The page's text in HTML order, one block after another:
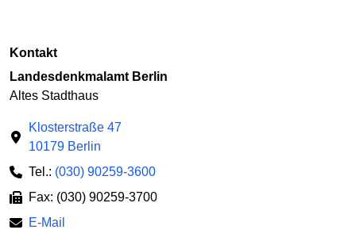
Kontakt
Landesdenkmalamt Berlin
Altes Stadthaus
Klosterstraße 47
10179 Berlin
Tel.: (030) 90259-3600
Fax: (030) 90259-3700
E-Mail